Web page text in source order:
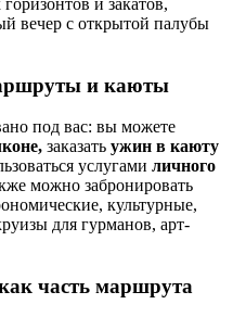
и закатов,
вечер с открытой палубы
и каюты
под вас: вы можете
заказать ужин в каюту
услугами личного
можно забронировать
культурные,
для гурманов, арт-
часть маршрута